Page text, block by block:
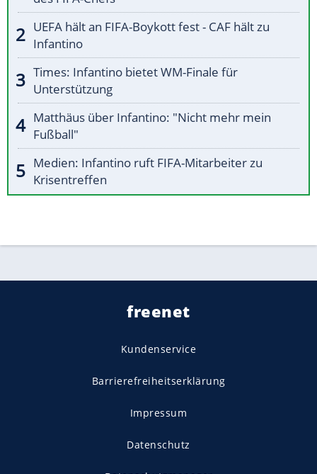
UEFA hält an FIFA-Boykott fest - CAF hält zu
Infantino
Times: Infantino bietet WM-Finale für
Unterstützung
Matthäus über Infantino: "Nicht mehr mein
Fußball"
Medien: Infantino ruft FIFA-Mitarbeiter zu
Krisentreffen
freenet
Kundenservice
Barrierefreiheitserklärung
Impressum
Datenschutz